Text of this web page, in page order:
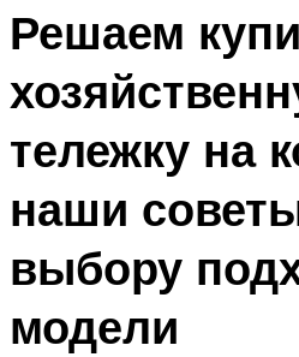
Решаем
тележку на
наши
выбору
модели